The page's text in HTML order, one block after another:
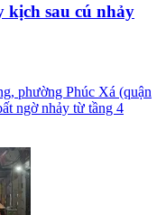
kịch sau cú nhảy
phường Phúc Xá (quận
ngờ nhảy từ tầng 4